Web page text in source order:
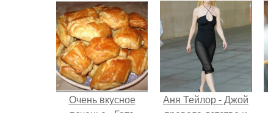
Очень вкусное
Аня Тейлор - Джой